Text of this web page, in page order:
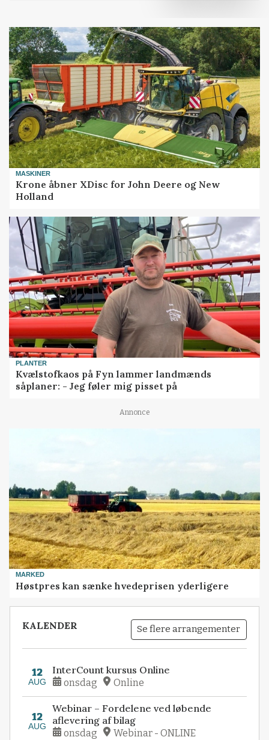
MASKINER
Krone åbner XDisc for John Deere og New
Holland
PLANTER
Kvælstofkaos på Fyn lammer landmænds
såplaner: - Jeg føler mig pisset på
Annonce
MARKED
Høstpres kan sænke hvedeprisen yderligere
KALENDER Se flere arrangementer
12
AUG
InterCount kursus Online
onsdag Online
12
AUG
Webinar – Fordelene ved løbende
aflevering af bilag
onsdag Webinar - ONLINE